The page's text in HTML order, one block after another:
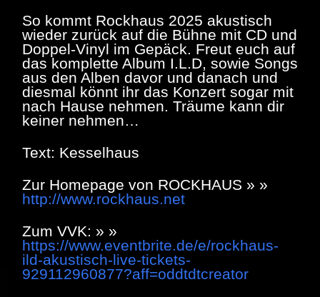
So kommt Rockhaus 2025 akustisch
wieder zurück auf die Bühne mit CD und
Doppel-Vinyl im Gepäck. Freut euch auf
das komplette Album I.L.D, sowie Songs
aus den Alben davor und danach und
diesmal könnt ihr das Konzert sogar mit
nach Hause nehmen. Träume kann dir
keiner nehmen…
Text: Kesselhaus
Zur Homepage von ROCKHAUS » »
http://www.rockhaus.net
Zum VVK: » »
https://www.eventbrite.de/e/rockhaus-
ild-akustisch-live-tickets-
929112960877?aff=oddtdtcreator